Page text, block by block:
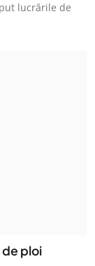
lucrările de
de ploi